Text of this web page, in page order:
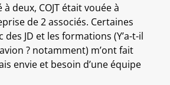
deux, COJT était vouée à
de 2 associés. Certaines
des JD et les formations (Y’a-t-il
? notamment) m’ont fait
envie et besoin d’une équipe